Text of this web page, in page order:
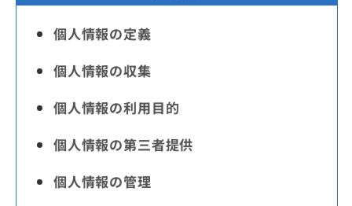
個人情報の定義
個人情報の収集
個人情報の利用目的
個人情報の第三者提供
個人情報の管理